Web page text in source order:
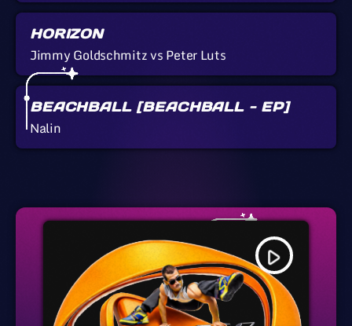
HORIZON
Jimmy Goldschmitz vs Peter Luts
BEACHBALL [BEACHBALL - EP]
Nalin
play_arrow